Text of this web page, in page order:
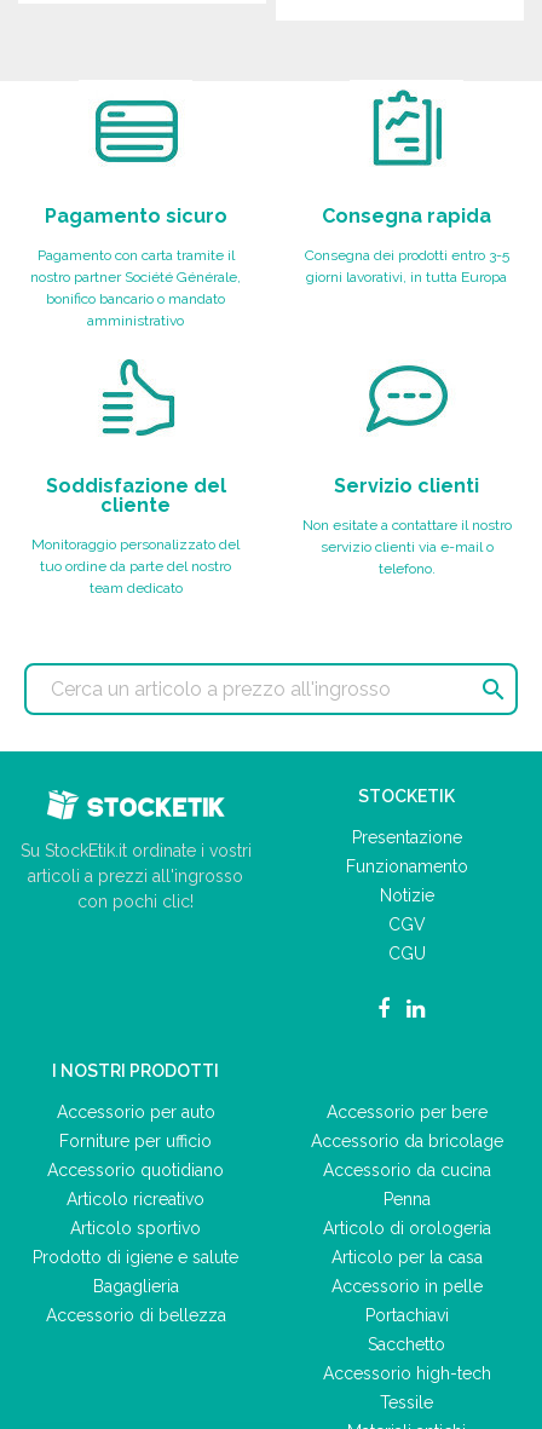
Pagamento sicuro
Pagamento con carta tramite il
nostro partner Société Générale,
bonifico bancario o mandato
amministrativo
Consegna rapida
Consegna dei prodotti entro 3-5
giorni lavorativi, in tutta Europa
Soddisfazione del
cliente
Monitoraggio personalizzato del
tuo ordine da parte del nostro
team dedicato
Servizio clienti
Non esitate a contattare il nostro
servizio clienti via e-mail o
telefono.

Su StockEtik.it ordinate i vostri
articoli a prezzi all'ingrosso
con pochi clic!
STOCKETIK
Presentazione
Funzionamento
Notizie
CGV
CGU
I NOSTRI PRODOTTI
Accessorio per auto
Forniture per ufficio
Accessorio quotidiano
Articolo ricreativo
Articolo sportivo
Prodotto di igiene e salute
Bagaglieria
Accessorio di bellezza
Accessorio per bere
Accessorio da bricolage
Accessorio da cucina
Penna
Articolo di orologeria
Articolo per la casa
Accessorio in pelle
Portachiavi
Sacchetto
Accessorio high-tech
Tessile